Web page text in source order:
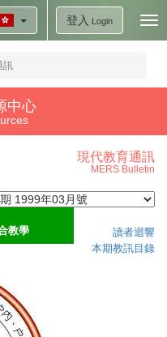
登入 Login
訊
中心
現代教育通訊
MERS Bulletin
教學
讀者迴響
本期教訊目錄